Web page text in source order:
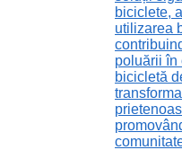
biciclete,
utilizarea
poluării în
bicicletă